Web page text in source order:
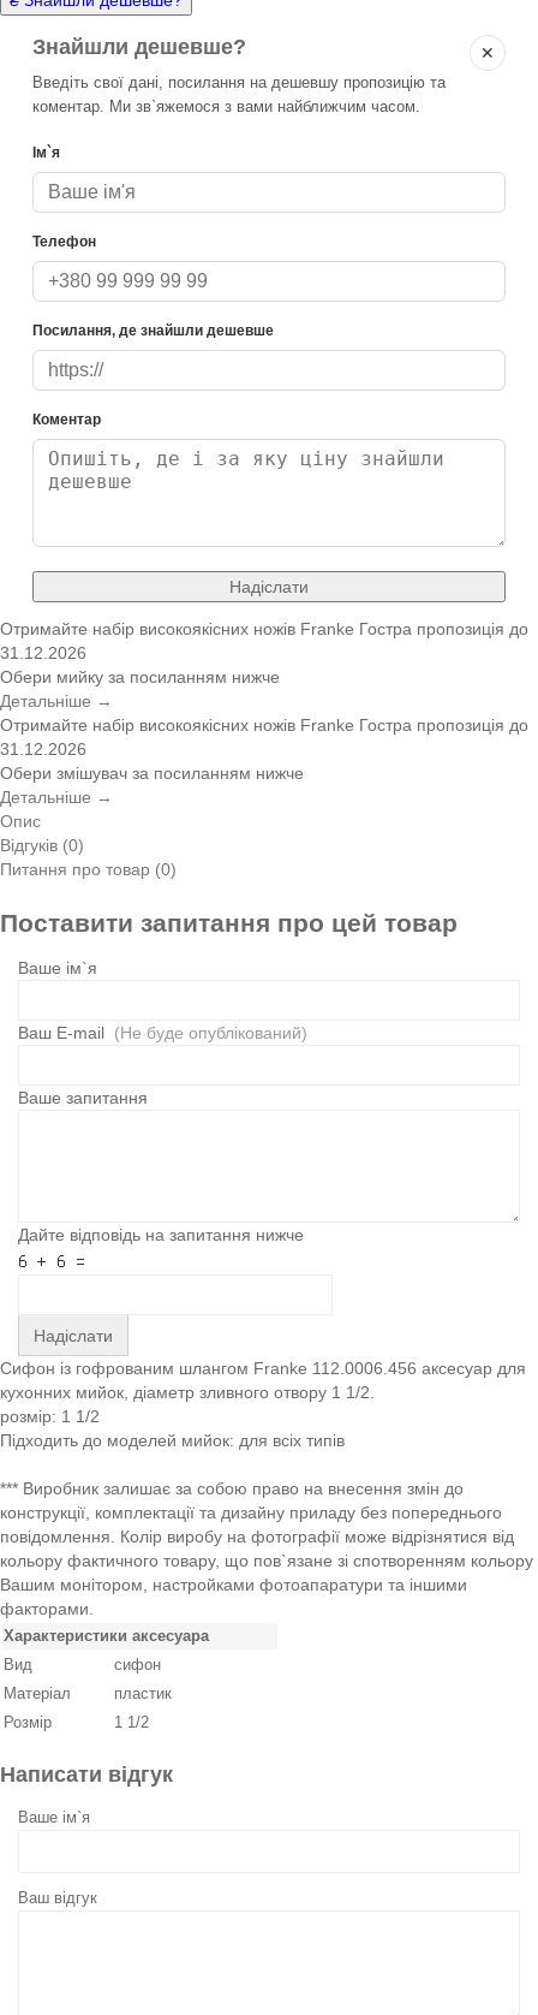
✕
Знайшли дешевше?
Введіть свої дані, посилання на дешевшу пропозицію та
коментар. Ми зв`яжемося з вами найближчим часом.
Ім`я
Телефон
Посилання, де знайшли дешевше
Коментар
Надіслати
Отримайте набір високоякісних ножів Franke Гостра пропозиція до
31.12.2026
Обери мийку за посиланням нижче
Детальніше →
Отримайте набір високоякісних ножів Franke Гостра пропозиція до
31.12.2026
Обери змішувач за посиланням нижче
Детальніше →
Опис
Відгуків (0)
Питання про товар (0)
Поставити запитання про цей товар
Ваше ім`я
Ваш E-mail (Не буде опублікований)
Ваше запитання
Дайте відповідь на запитання нижче
Надіслати
Сифон із гофрованим шлангом Franke 112.0006.456 аксесуар для
кухонних мийок, діаметр зливного отвору 1 1/2.
розмір: 1 1/2
Підходить до моделей мийок: для всіх типів
*** Виробник залишає за собою право на внесення змін до
конструкції, комплектації та дизайну приладу без попереднього
повідомлення. Колір виробу на фотографії може відрізнятися від
кольору фактичного товару, що пов`язане зі спотворенням кольору
Вашим монітором, настройками фотоапаратури та іншими
факторами.
Характеристики аксесуара
Вид
сифон
Матеріал
пластик
Розмір
1 1/2
Написати відгук
Ваше ім`я
Ваш відгук